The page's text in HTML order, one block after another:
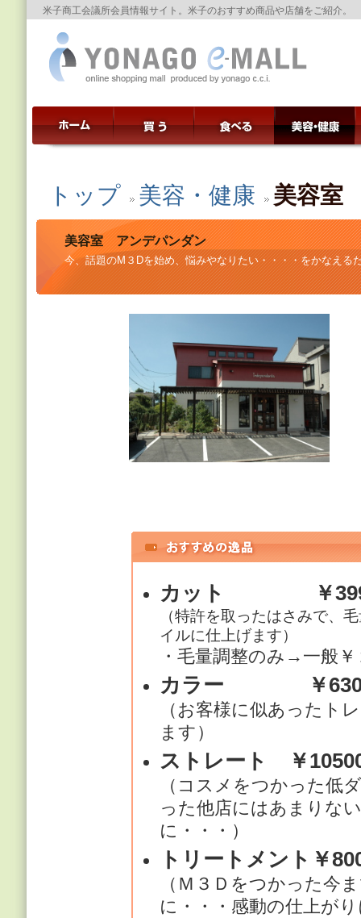
米子商工会議所会員情報サイト。米子のおすすめ商品や店舗をご紹介。
トップ 美容・健康 美容室
美容室 アンデパンダン
今、話題のM３Dを始め、悩みやなりたい・・・・をかなえる
カット ￥
（特許を取ったはさみで、
イルに仕上げます）
カラー ￥
（お客様に似あったト
ます）
ストレート ￥
（コスメをつかった低
った他店にはあまりな
に・・・）
トリートメント￥
（Ｍ３Ｄをつかった今
に・・・感動の仕上が